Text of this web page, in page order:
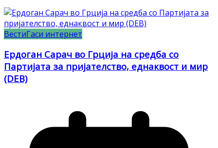
ВестиГаси интернет
Ердоган Сарач во Грција на средба со
Партијата за пријателство, еднаквост и мир
(DEB)